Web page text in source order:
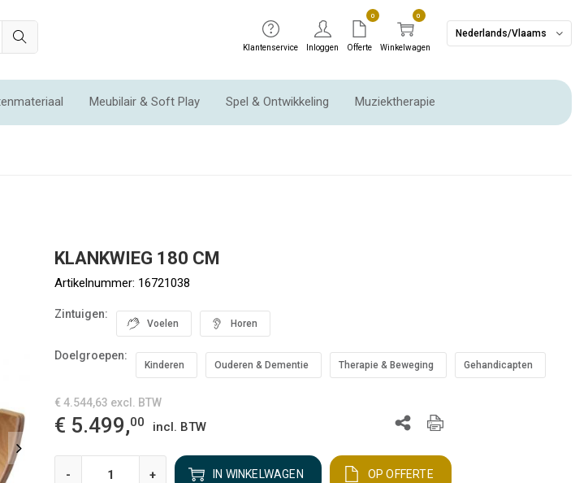
Klantenservice Inloggen
0
Offerte
0
Winkelwagen
Nederlands/Vlaams
Meubilair & Soft Play Spel & Ontwikkeling Muziektherapie
KLANKWIEG 180 CM
Artikelnummer: 16721038
Zintuigen:
Voelen Horen
Doelgroepen:
Kinderen Ouderen & Dementie Therapie & Beweging Gehandicapten
€ 4.544,63 excl. BTW
€ 5.499,00 incl. BTW
- + IN WINKELWAGEN OP OFFERTE